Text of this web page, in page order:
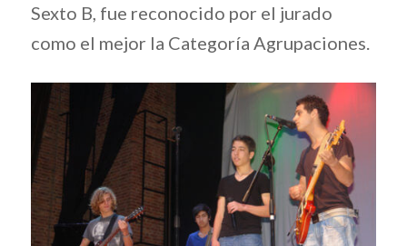
Sexto B, fue reconocido por el jurado
como el mejor la Categoría Agrupaciones.